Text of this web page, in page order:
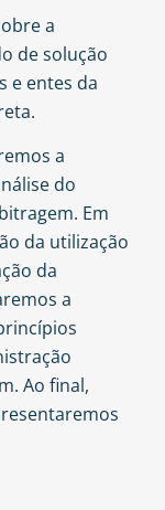
a
de solução
e entes da
a
do
Em
da utilização
da
a
Ao final,